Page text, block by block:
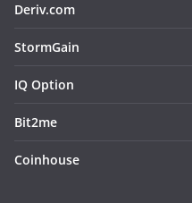
Deriv.com
StormGain
IQ Option
Bit2me
Coinhouse